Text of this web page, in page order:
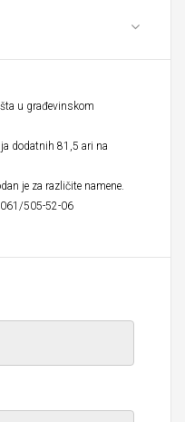
u građevinskom
dodatnih 81,5 ari na
je za različite namene.
505-52-06